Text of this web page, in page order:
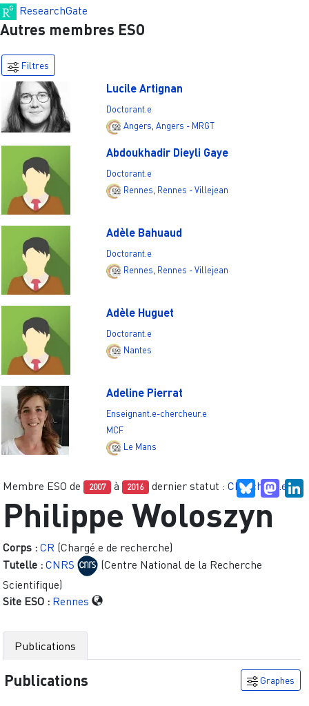
ResearchGate
Autres membres ESO
Filtres
Lucile Artignan
Doctorant.e
Angers, Angers - MRGT
Abdoukhadir Dieyli Gaye
Doctorant.e
Rennes Rennes - Villejean
Adèle Bahuaud
Doctorant.e
Rennes Rennes - Villejean
Adèle Huguet
Doctorant.e
Nantes
Adeline Pierrat
Enseignant.e-chercheur.e
MCF
Le Mans
Bluesky
Membre ESO de 2007 à 2016 dernier statut :Chercheur.e
Philippe Woloszyn
Corps : CR (Chargé.e de recherche)
Tutelle : CNRS
(Centre National de la Recherche
Scientifique)
Site ESO : Rennes
Publications
Publications Graphes